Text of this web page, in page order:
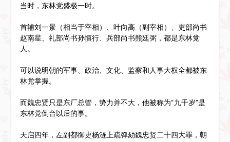
当时，东林党盛极一时。
首辅刘一景（相当于宰相）、叶向高（副宰相）、吏部尚书
赵南星、礼部尚书孙慎行、兵部尚书熊廷弼，都是东林党
人。
可以说明朝的军事、政治、文化、监察和人事大权全都被东
林党掌握。
而魏忠贤只是东厂总管，势力并不大，他被称为“九千岁”是
东林党倒台以后的事。
天启四年，左副都御史杨涟上疏弹劾魏忠贤二十四大罪，朝